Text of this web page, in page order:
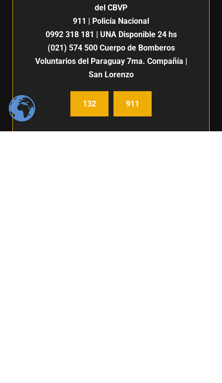
del CBVP
911 | Policía Nacional
0992 318 181 | UNA Disponible 24 hs
(021) 574 500Cuerpo de Bomberos
Voluntarios del Paraguay 7ma. Compañía |
San Lorenzo
132 911